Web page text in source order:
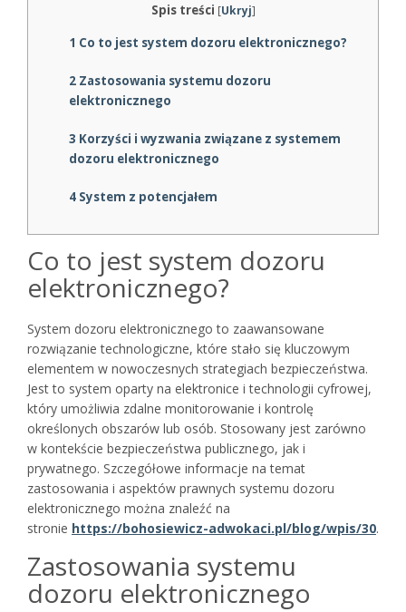
Spis treści [Ukryj]
1 Co to jest system dozoru elektronicznego?
2 Zastosowania systemu dozoru
elektronicznego
3 Korzyści i wyzwania związane z systemem
dozoru elektronicznego
4 System z potencjałem
Co to jest system dozoru
elektronicznego?
System dozoru elektronicznego to zaawansowane
rozwiązanie technologiczne, które stało się kluczowym
elementem w nowoczesnych strategiach bezpieczeństwa.
Jest to system oparty na elektronice i technologii cyfrowej,
który umożliwia zdalne monitorowanie i kontrolę
określonych obszarów lub osób. Stosowany jest zarówno
w kontekście bezpieczeństwa publicznego, jak i
prywatnego. Szczegółowe informacje na temat
zastosowania i aspektów prawnych systemu dozoru
elektronicznego można znaleźć na
stronie https://bohosiewicz-adwokaci.pl/blog/wpis/30.
Zastosowania systemu
dozoru elektronicznego